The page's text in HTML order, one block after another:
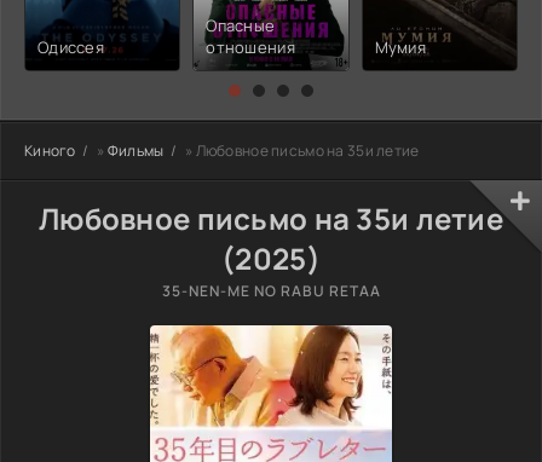
Одиссея
Опасные
отношения
Мумия
Киного » Фильмы » Любовное письмо на 35и летие
Любовное письмо на 35и летие
(2025)
35-NEN-ME NO RABU RETAA